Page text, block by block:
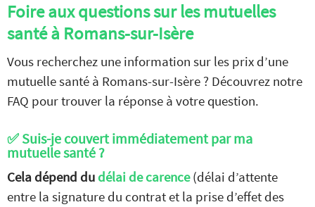
Foire aux questions sur les mutuelles
santé à Romans-sur-Isère
Vous recherchez une information sur les prix d’une
mutuelle santé à Romans-sur-Isère ? Découvrez notre
FAQ pour trouver la réponse à votre question.
✅ Suis-je couvert immédiatement par ma
mutuelle santé ?
Cela dépend du délai de carence(délai d’attente
entre la signature du contrat et la prise d’effet des